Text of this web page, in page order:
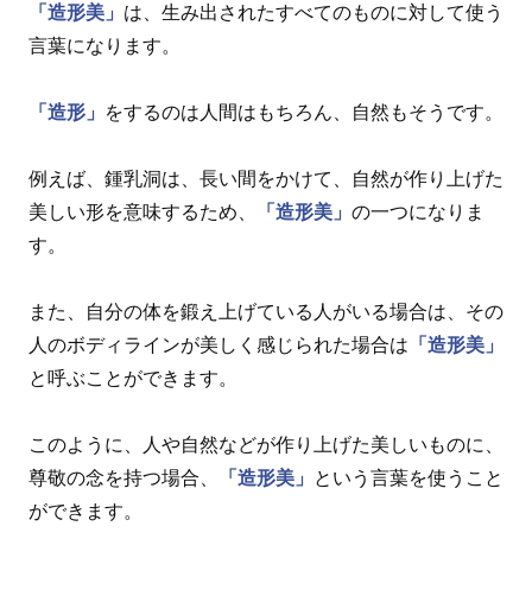
「造形美」 は、生み出されたすべてのものに対して使う
言葉になります。
「造形」 をするのは人間はもちろん、自然もそうです。
例えば、鍾乳洞は、長い間をかけて、自然が作り上げた
美しい形を意味するため、
「造形美」 の一つになりま
す。
また、自分の体を鍛え上げている人がいる場合は、その
人のボディラインが美しく感じられた場合は 「造形美」
と呼ぶことができます。
このように、人や自然などが作り上げた美しいものに、
尊敬の念を持つ場合、
「造形美」
という言葉を使うこと
ができます。